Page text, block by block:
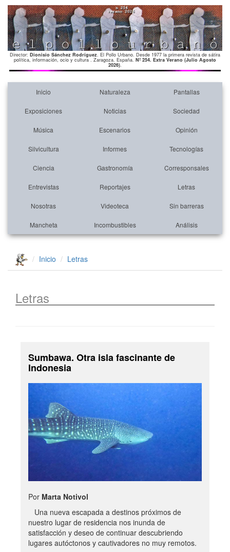
Director: Dionisio Sánchez Rodríguez. El Pollo Urbano. Desde 1977 la primera revista de sátira
política, información, ocio y cultura . Zaragoza. España. Nº 254. Extra Verano (Julio Agosto
2026).
Inicio Naturaleza Pantallas
Exposiciones Noticias Sociedad
Música Escenarios Opinión
Silvicultura Informes Tecnologías
Ciencia Gastronomía Corresponsales
Entrevistas Reportajes Letras
Nosotras Videoteca Sin barreras
Mancheta Incombustibles Análisis
Inicio Letras
Letras
Sumbawa. Otra isla fascinante de
Indonesia
Por Marta Notivol
Una nueva escapada a destinos próximos de
nuestro lugar de residencia nos inunda de
satisfacción y deseo de continuar descubriendo
lugares autóctonos y cautivadores no muy remotos.